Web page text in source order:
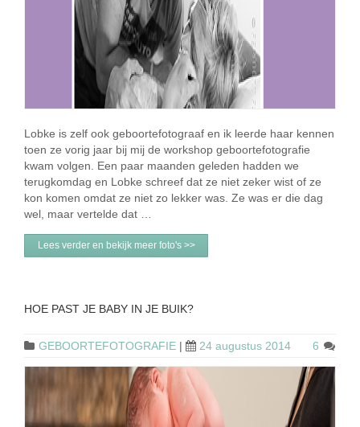
Lobke is zelf ook geboortefotograaf en ik leerde haar kennen
toen ze vorig jaar bij mij de workshop geboortefotografie
kwam volgen. Een paar maanden geleden hadden we
terugkomdag en Lobke schreef dat ze niet zeker wist of ze
kon komen omdat ze niet zo lekker was. Ze was er die dag
wel, maar vertelde dat …
Lees verder en bekijk meer foto's >>
HOE PAST JE BABY IN JE BUIK?
GEBOORTEFOTOGRAFIE | 24 augustus 2014 6